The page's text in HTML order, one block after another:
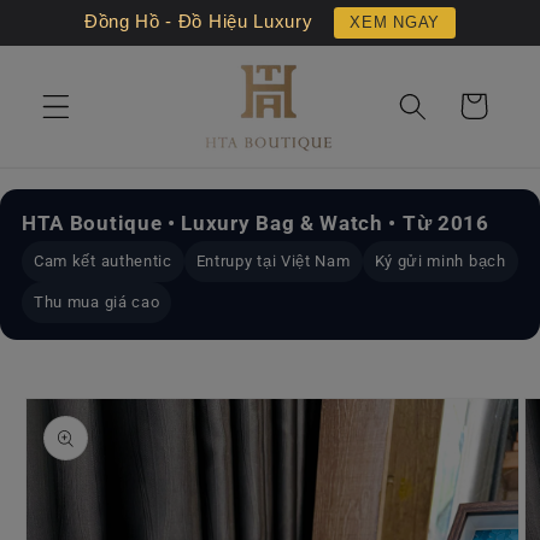
Đồng Hồ - Đồ Hiệu Luxury XEM NGAY
đến nội
Giỏ
hàng
HTA Boutique • Luxury Bag & Watch • Từ 2016
Cam kết authentic Entrupy tại Việt Nam Ký gửi minh bạch
Thu mua giá cao
đến
thông
tin sản